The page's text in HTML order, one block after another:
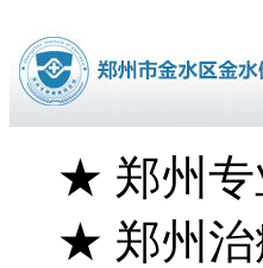
★ 郑州
★ 郑州